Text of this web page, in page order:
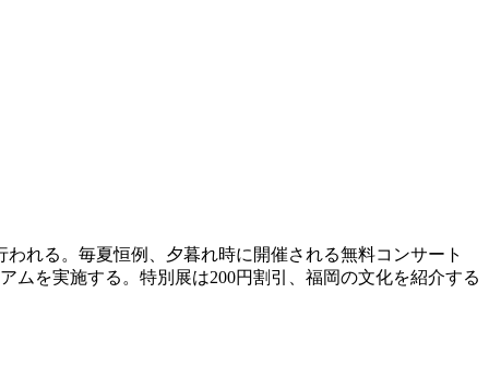
れる。毎夏恒例、夕暮れ時に開催される無料コンサート
ムを実施する。特別展は200円割引、福岡の文化を紹介する